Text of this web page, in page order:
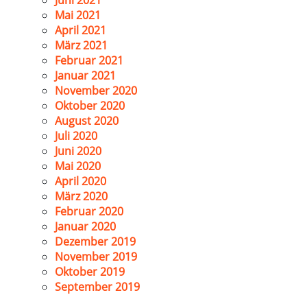
Mai 2021
April 2021
März 2021
Februar 2021
Januar 2021
November 2020
Oktober 2020
August 2020
Juli 2020
Juni 2020
Mai 2020
April 2020
März 2020
Februar 2020
Januar 2020
Dezember 2019
November 2019
Oktober 2019
September 2019